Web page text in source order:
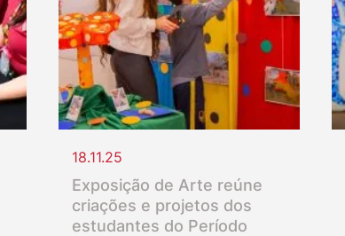
18.11.25
Exposição de Arte reúne
criações e projetos dos
estudantes do Período